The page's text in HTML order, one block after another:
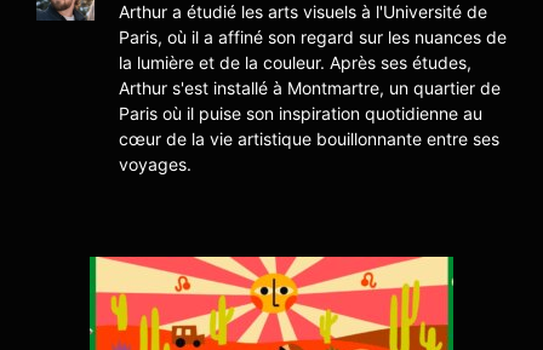
Arthur a étudié les arts visuels à l'Université de
Paris, où il a affiné son regard sur les nuances de
la lumière et de la couleur. Après ses études,
Arthur s'est installé à Montmartre, un quartier de
Paris où il puise son inspiration quotidienne au
cœur de la vie artistique bouillonnante entre ses
voyages.